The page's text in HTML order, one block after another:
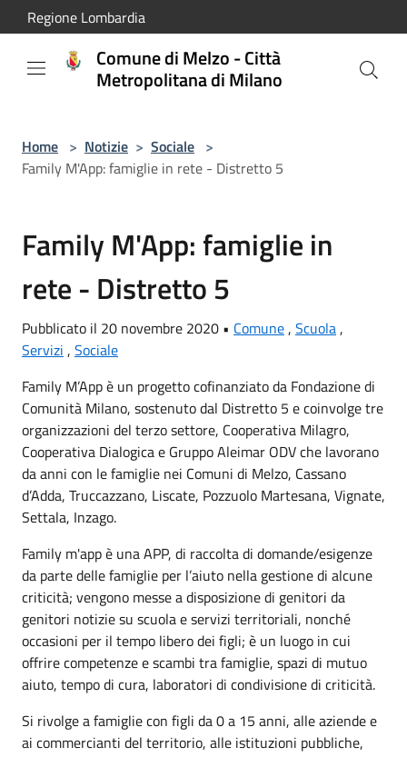
Salta al contenuto principale
Regione Lombardia
Comune di Melzo - Città
Metropolitana di Milano
Home > Notizie > Sociale >
Family M'App: famiglie in rete - Distretto 5
Family M'App: famiglie in
rete - Distretto 5
Pubblicato il 20 novembre 2020 • Comune, Scuola,
Servizi , Sociale
Family M’App è un progetto cofinanziato da Fondazione di
Comunità Milano, sostenuto dal Distretto 5 e coinvolge tre
organizzazioni del terzo settore, Cooperativa Milagro,
Cooperativa Dialogica e Gruppo Aleimar ODV che lavorano
da anni con le famiglie nei Comuni di Melzo, Cassano
d’Adda, Truccazzano, Liscate, Pozzuolo Martesana, Vignate,
Settala, Inzago.
Family m'app è una APP, di raccolta di domande/esigenze
da parte delle famiglie per l’aiuto nella gestione di alcune
criticità; vengono messe a disposizione di genitori da
genitori notizie su scuola e servizi territoriali, nonché
occasioni per il tempo libero dei figli; è un luogo in cui
offrire competenze e scambi tra famiglie, spazi di mutuo
aiuto, tempo di cura, laboratori di condivisione di criticità.
Si rivolge a famiglie con figli da 0 a 15 anni, alle aziende e
ai commercianti del territorio, alle istituzioni pubbliche,